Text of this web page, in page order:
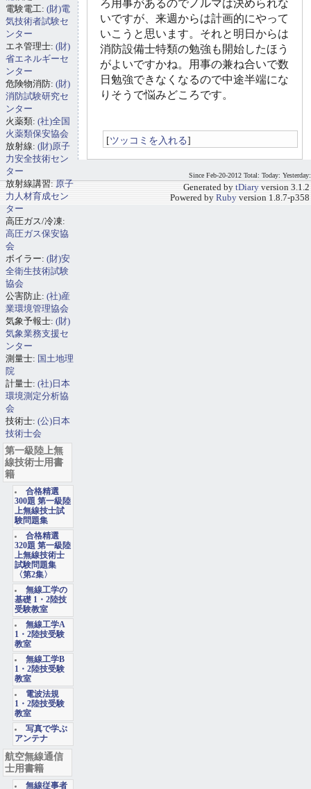
ろ用事があるのでノルマは決められな
いですが、来週からは計画的にやって
いこうと思います。それと明日からは
消防設備士特類の勉強も開始したほう
がよいですかね。用事の兼ね合いで数
日勉強できなくなるので中途半端にな
りそうで悩みどころです。
[ツッコミを入れる]
電験電工: (財)電
気技術者試験セ
ンター
エネ管理士: (財)
省エネルギーセ
ンター
危険物消防: (財)
消防試験研究セ
ンター
火薬類: (社)全国
火薬類保安協会
放射線: (財)原子
力安全技術セン
ター
放射線講習:原子
力人材育成セン
ター
高圧ガス/冷凍:
高圧ガス保安協
会
ボイラー: (財)安
全衛生技術試験
協会
公害防止: (社)産
業環境管理協会
気象予報士: (財)
気象業務支援セ
ンター
測量士: 国土地理
院
計量士: (社)日本
環境測定分析協
会
技術士: (公)日本
技術士会
第一級陸上無
線技術士用書
籍
合格精選
300題 第一級陸
上無線技士試
験問題集
合格精選
320題 第一級陸
上無線技術士
試験問題集
〈第2集〉
無線工学の
基礎 1・2陸技
受験教室
無線工学A
1・2陸技受験
教室
無線工学B
1・2陸技受験
教室
電波法規
1・2陸技受験
教室
写真で学ぶ
アンテナ
航空無線通信
士用書籍
無線従事者
Since Feb-20-2012 Total: Today: Yesterday:
Generated by tDiary version 3.1.2
Powered by Ruby version 1.8.7-p358